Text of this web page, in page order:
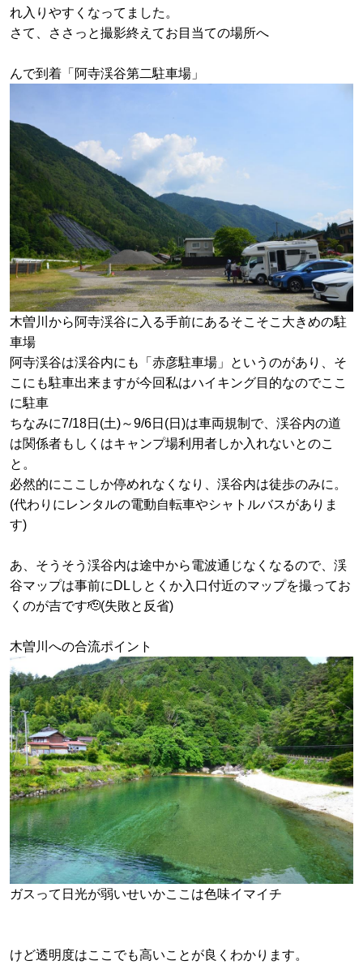
れ入りやすくなってました。
さて、ささっと撮影終えてお目当ての場所へ
んで到着「阿寺渓谷第二駐車場」
木曽川から阿寺渓谷に入る手前にあるそこそこ大きめの駐
車場
阿寺渓谷は渓谷内にも「赤彦駐車場」というのがあり、そ
こにも駐車出来ますが今回私はハイキング目的なのでここ
に駐車
ちなみに7/18日(土)～9/6日(日)は車両規制で、渓谷内の道
は関係者もしくはキャンプ場利用者しか入れないとのこ
と。
必然的にここしか停めれなくなり、渓谷内は徒歩のみに。
(代わりにレンタルの電動自転車やシャトルバスがありま
す)
あ、そうそう渓谷内は途中から電波通じなくなるので、渓
谷マップは事前にDLしとくか入口付近のマップを撮ってお
くのが吉です🫡(失敗と反省)
木曽川への合流ポイント
ガスって日光が弱いせいかここは色味イマイチ
けど透明度はここでも高いことが良くわかります。